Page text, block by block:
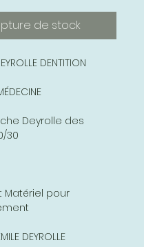
de stock
DENTITION
Deyrolle des
30
Matériel pour
DEYROLLE